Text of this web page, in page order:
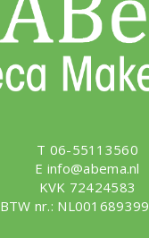
T 06-55113560
E info@abema.nl
KVK 72424583
BTW nr.: